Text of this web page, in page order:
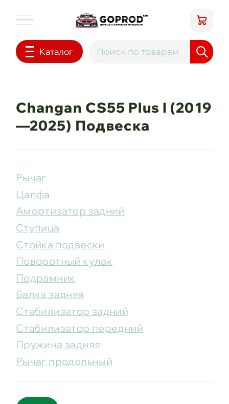
Каталог
Changan CS55 Plus I (2019
—2025) Подвеска
Рычаг
Цапфа
Амортизатор задний
Ступица
Стойка подвески
Поворотный кулак
Подрамник
Балка задняя
Стабилизатор задний
Стабилизатор передний
Пружина задняя
Рычаг продольный